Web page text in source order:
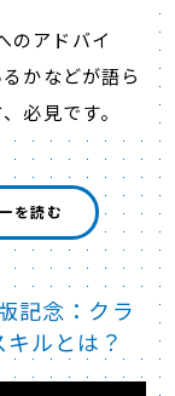
のアドバイ
かなどが語ら
必見です。
を読む
記念：クラ
ルとは？